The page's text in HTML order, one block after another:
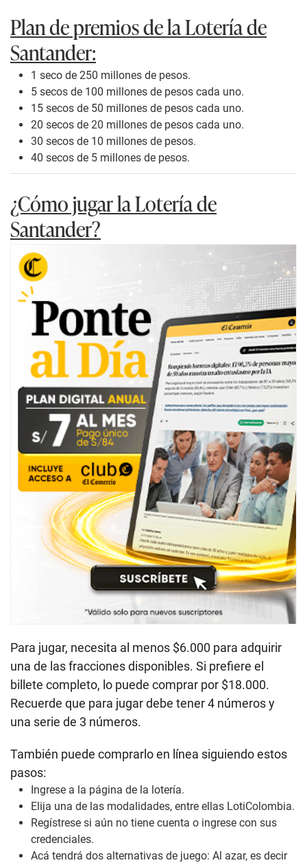
Plan de premios de la Lotería de
Santander:
1 seco de 250 millones de pesos.
5 secos de 100 millones de pesos cada uno.
15 secos de 50 millones de pesos cada uno.
20 secos de 20 millones de pesos cada uno.
30 secos de 10 millones de pesos.
40 secos de 5 millones de pesos.
¿Cómo jugar la Lotería de
Santander?
Para jugar, necesita al menos $6.000 para adquirir
una de las fracciones disponibles. Si prefiere el
billete completo, lo puede comprar por $18.000.
Recuerde que para jugar debe tener 4 números y
una serie de 3 números.
También puede comprarlo en línea siguiendo estos
pasos:
Ingrese a la página de la lotería.
Elija una de las modalidades, entre ellas LotiColombia.
Regístrese si aún no tiene cuenta o ingrese con sus
credenciales.
Acá tendrá dos alternativas de juego: Al azar, es decir